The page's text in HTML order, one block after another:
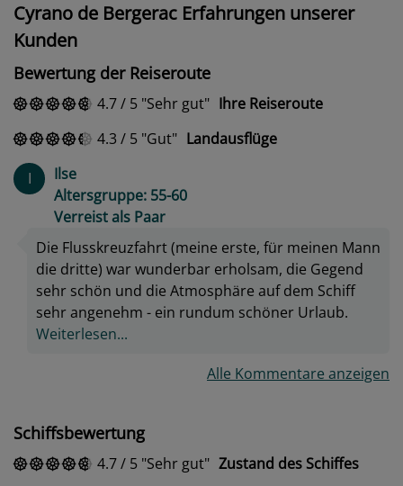
Cyrano de Bergerac Erfahrungen unserer
Kunden
Bewertung der Reiseroute
4.7/ 5 Sehr gut
Ihre Reiseroute
4.3 / 5 Gut
Landausflüge
I
Ilse
Altersgruppe: 55-60
Verreist als Paar
Die Flusskreuzfahrt (meine erste, für meinen Mann
die dritte) war wunderbar erholsam, die Gegend
sehr schön und die Atmosphäre auf dem Schiff
sehr angenehm - ein rundum schöner Urlaub.
Weiterlesen...
Alle Kommentare anzeigen
Schiffsbewertung
4.7/ 5 Sehr gut
Zustand des Schiffes